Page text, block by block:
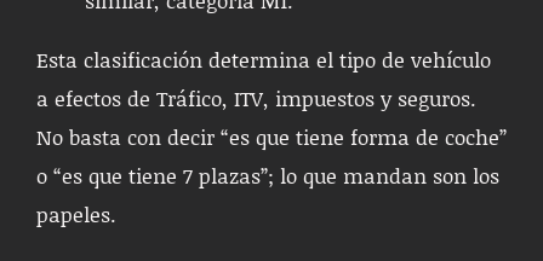
Esta clasificación determina el tipo de vehículo
a efectos de Tráfico, ITV, impuestos y seguros.
No basta con decir “es que tiene forma de coche”
o “es que tiene 7 plazas”; lo que mandan son los
papeles.